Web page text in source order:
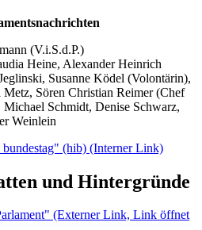
(V.i.S.d.P.)
Heine, Alexander Heinrich
Susanne Ködel (Volontärin),
Metz, Sören Christian Reimer (Chef
Schmidt, Denise Schwarz,
Weinlein
(hib) (Interner Link)
und Hintergründe
(Externer Link, Link öffnet